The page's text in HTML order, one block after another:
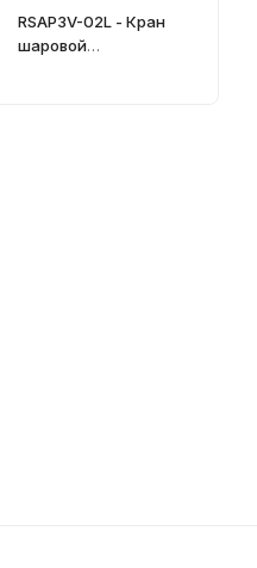
RSAP3V-02L - Кран
шаровой